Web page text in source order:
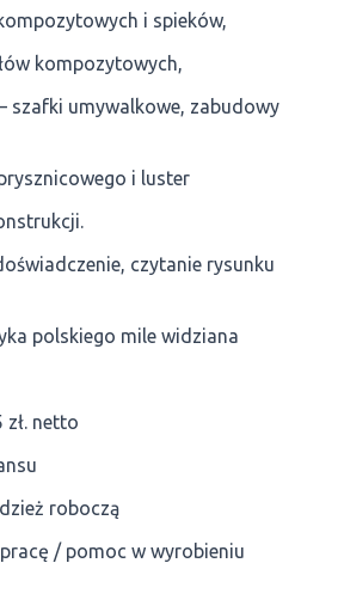
i spieków,
kompozytowych,
szafki umywalkowe, zabudowy
i luster
czytanie rysunku
polskiego mile widziana
netto
roboczą
/ pomoc w wyrobieniu